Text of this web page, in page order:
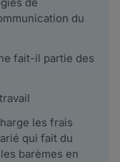
du
fait-il partie des
les frais
qui fait du
barèmes en